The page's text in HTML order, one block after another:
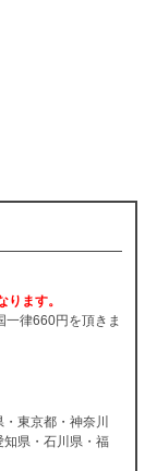
ります。
一律660円を頂きま
東京都・神奈川
知県・石川県・福